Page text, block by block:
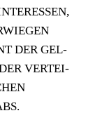
DER GEL­
VER­TEI­